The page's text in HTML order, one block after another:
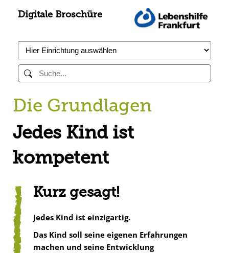
Digitale Broschüre
Die Grundlagen
Jedes Kind ist
kompetent
Kurz gesagt!
Jedes Kind ist einzigartig.
Das Kind soll seine eigenen Erfahrungen
machen und seine Entwicklung